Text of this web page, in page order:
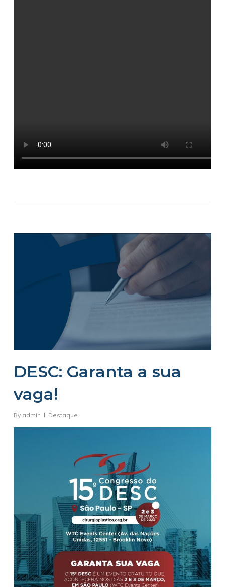
DESC: Garanta a sua
vaga!
By admin Destaque